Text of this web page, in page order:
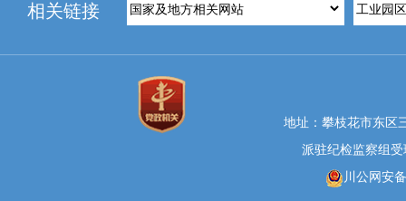
相关链接
地址：攀枝花市东区
派驻纪检监察组受
川公网安